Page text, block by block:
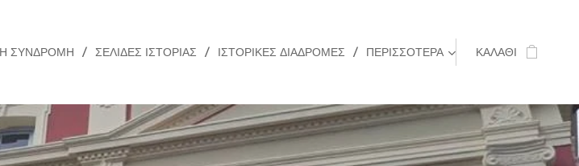
ΣΥΝΔΡΟΜΉ ΣΕΛΊΔΕΣ ΙΣΤΟΡΊΑΣ ΙΣΤΟΡΙΚΈΣ ΔΙΑΔΡΟΜΈΣ ΠΕΡΙΣΣΌΤΕΡΑ ΚΑΛΆΘΙ